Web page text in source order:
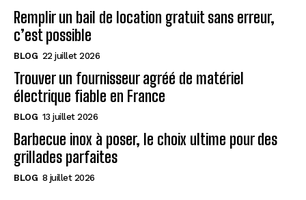
Remplir un bail de location gratuit sans erreur,
c’est possible
BLOG 22 juillet 2026
Trouver un fournisseur agréé de matériel
électrique fiable en France
BLOG 13 juillet 2026
Barbecue inox à poser, le choix ultime pour des
grillades parfaites
BLOG 8 juillet 2026